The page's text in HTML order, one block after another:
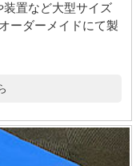
置など大型サイズ
ーダーメイドにて製